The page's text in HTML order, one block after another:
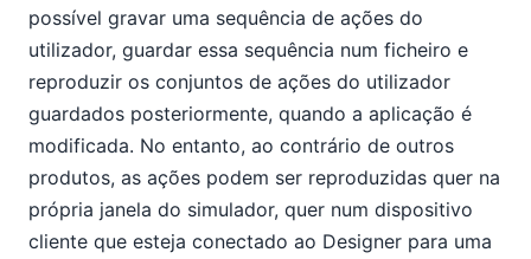
possível gravar uma sequência de ações do
utilizador, guardar essa sequência num ficheiro e
reproduzir os conjuntos de ações do utilizador
guardados posteriormente, quando a aplicação é
modificada. No entanto, ao contrário de outros
produtos, as ações podem ser reproduzidas quer na
própria janela do simulador, quer num dispositivo
cliente que esteja conectado ao Designer para uma